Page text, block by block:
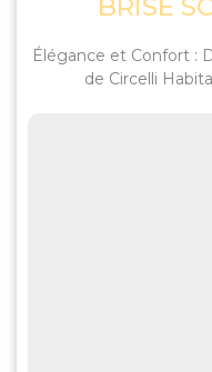
BRISE
Élégance et Confort :
de Circelli